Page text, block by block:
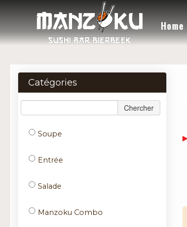
Home
Catégories
Chercher
Soupe
Entrée
Salade
Manzoku Combo